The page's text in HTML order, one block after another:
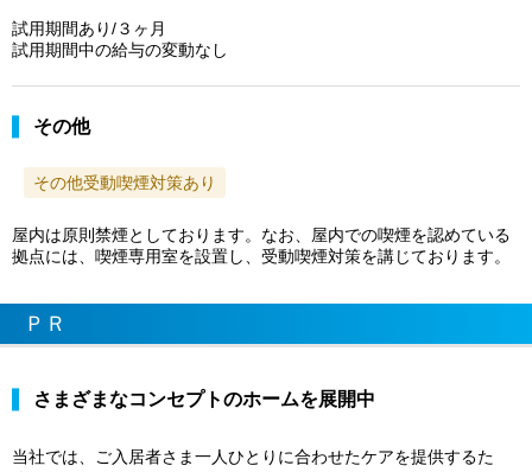
試用期間あり/３ヶ月
試用期間中の給与の変動なし
その他
その他受動喫煙対策あり
屋内は原則禁煙としております。なお、屋内での喫煙を認めている
拠点には、喫煙専用室を設置し、受動喫煙対策を講じております。
ＰＲ
さまざまなコンセプトのホームを展開中
当社では、ご入居者さま一人ひとりに合わせたケアを提供するた